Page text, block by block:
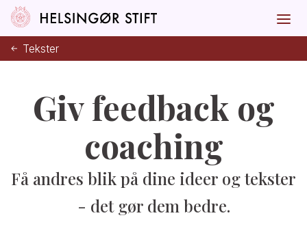
Tekster
Giv feedback og
coaching
Få andres blik på dine ideer og tekster
- det gør dem bedre.